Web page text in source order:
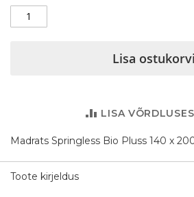
Lisa ostukorvi
LISA
Madrats Springless Bio Pluss 140 x
Toote kirjeldus